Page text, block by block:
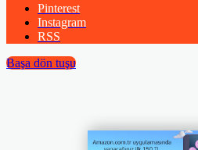
Pinterest
Instagram
RSS
Başa dön tuşu